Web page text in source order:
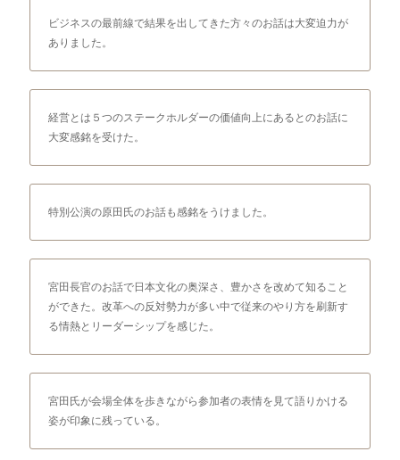
ビジネスの最前線で結果を出してきた方々のお話は大変迫力が
ありました。
経営とは５つのステークホルダーの価値向上にあるとのお話に
大変感銘を受けた。
特別公演の原田氏のお話も感銘をうけました。
宮田長官のお話で日本文化の奥深さ、豊かさを改めて知ること
ができた。改革への反対勢力が多い中で従来のやり方を刷新す
る情熱とリーダーシップを感じた。
宮田氏が会場全体を歩きながら参加者の表情を見て語りかける
姿が印象に残っている。